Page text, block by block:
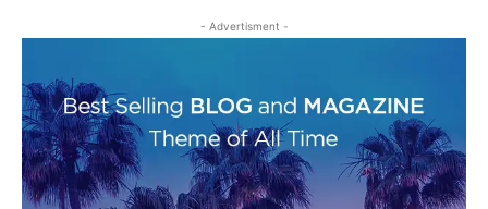
- Advertisment -